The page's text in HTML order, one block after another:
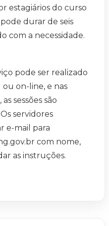
estagiários do curso
durar de seis
com a necessidade.
pode ser realizado
on-line, e nas
sessões são
servidores
e-mail para
com nome,
as instruções.